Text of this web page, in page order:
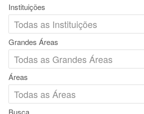
Instituições
Grandes Áreas
Áreas
Busca